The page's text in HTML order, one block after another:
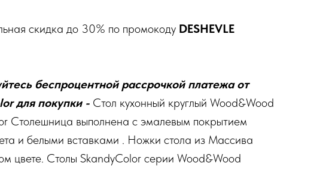
скидка до 30% по промокоду DESHEVLE
беспроцентной рассрочкой платежа от
для покупки - Стол кухонный круглый Wood&Wood
Столешница выполнена с эмалевым покрытием
и белыми вставками . Ножки стола из Массива
цвете. Столы SkandyColor серии Wood&Wood